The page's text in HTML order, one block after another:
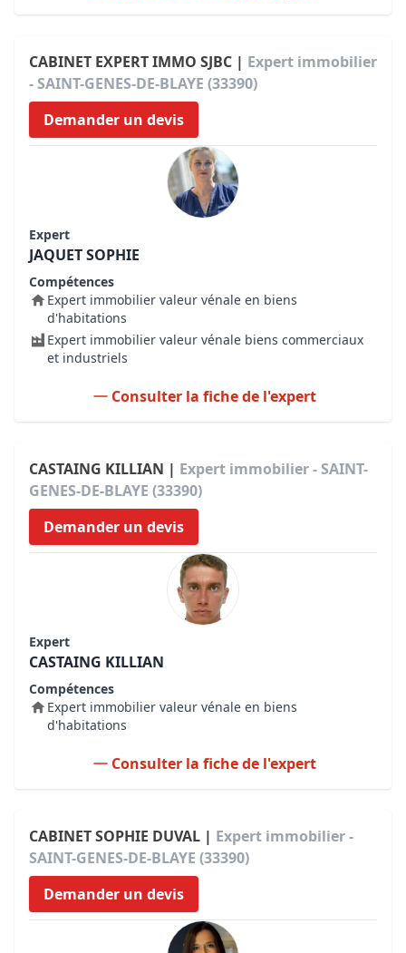
CABINET EXPERT IMMO SJBC | Expert immobilier
- SAINT-GENES-DE-BLAYE (33390)
Demander un devis
Expert
JAQUET SOPHIE
Compétences
Expert immobilier valeur vénale en biens
d'habitations
Expert immobilier valeur vénale biens commerciaux
et industriels
Consulter la fiche de l'expert
CASTAING KILLIAN | Expert immobilier - SAINT-
GENES-DE-BLAYE (33390)
Demander un devis
Expert
CASTAING KILLIAN
Compétences
Expert immobilier valeur vénale en biens
d'habitations
Consulter la fiche de l'expert
CABINET SOPHIE DUVAL | Expert immobilier -
SAINT-GENES-DE-BLAYE (33390)
Demander un devis